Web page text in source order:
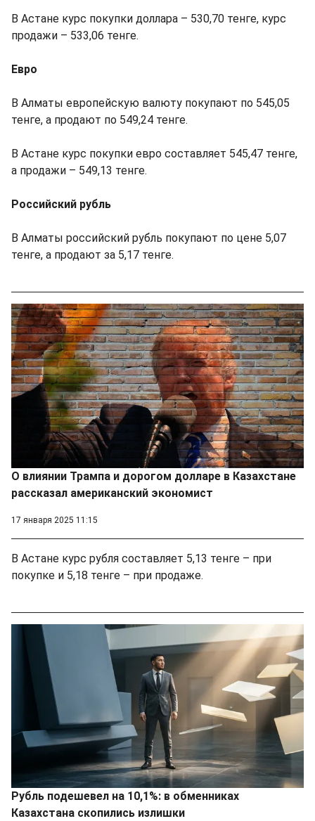
В Астане курс покупки доллара – 530,70 тенге, курс
продажи – 533,06 тенге.
Евро
В Алматы европейскую валюту покупают по 545,05
тенге, а продают по 549,24 тенге.
В Астане курс покупки евро составляет 545,47 тенге,
а продажи – 549,13 тенге.
Российский рубль
В Алматы российский рубль покупают по цене 5,07
тенге, а продают за 5,17 тенге.
О влиянии Трампа и дорогом долларе в Казахстане
рассказал американский экономист
17 января 2025 11:15
В Астане курс рубля составляет 5,13 тенге – при
покупке и 5,18 тенге – при продаже.
Рубль подешевел на 10,1%: в обменниках
Казахстана скопились излишки